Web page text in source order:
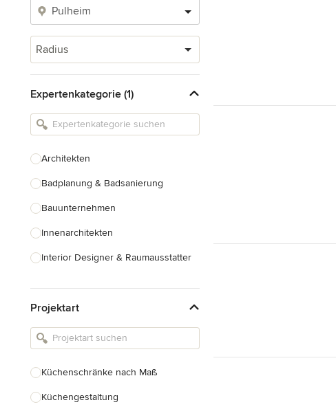
Radius
Expertenkategorie (1)
Architekten
Badplanung & Badsanierung
Bauunternehmen
Innenarchitekten
Interior Designer & Raumausstatter
Landschaftsarchitekten
Armaturen & Sanitärbedarf
Projektart
Küchenschränke nach Maß
Küchengestaltung